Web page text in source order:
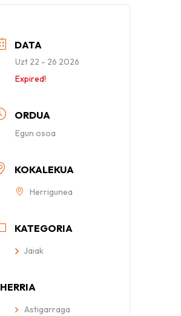
DATA
Uzt 22 - 26 2026
Expired!
ORDUA
Egun osoa
KOKALEKUA
Herrigunea
KATEGORIA
Jaiak
HERRIA
Astigarraga